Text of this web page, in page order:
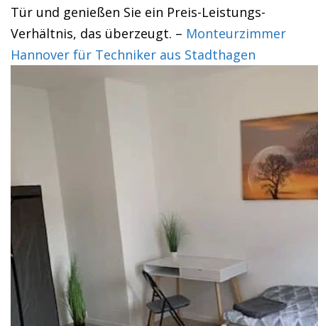
Tür und genießen Sie ein Preis-Leistungs-
Verhältnis, das überzeugt. – Monteurzimmer
Hannover für Techniker aus Stadthagen